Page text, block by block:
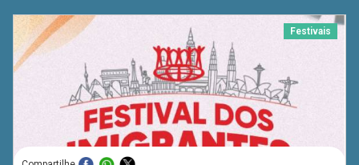
Festivais